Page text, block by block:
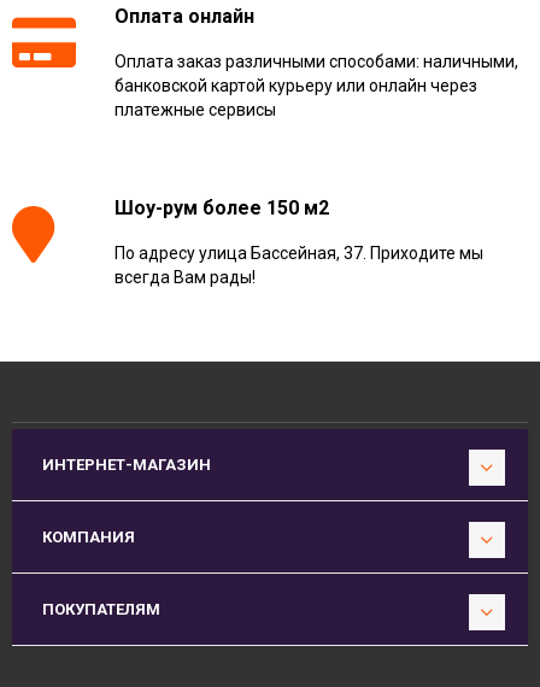
Оплата онлайн
Оплата заказ различными способами: наличными,
банковской картой курьеру или онлайн через
платежные сервисы
Шоу-рум более 150 м2
По адресу улица Бассейная, 37. Приходите мы
всегда Вам рады!
ИНТЕРНЕТ-МАГАЗИН
КОМПАНИЯ
ПОКУПАТЕЛЯМ